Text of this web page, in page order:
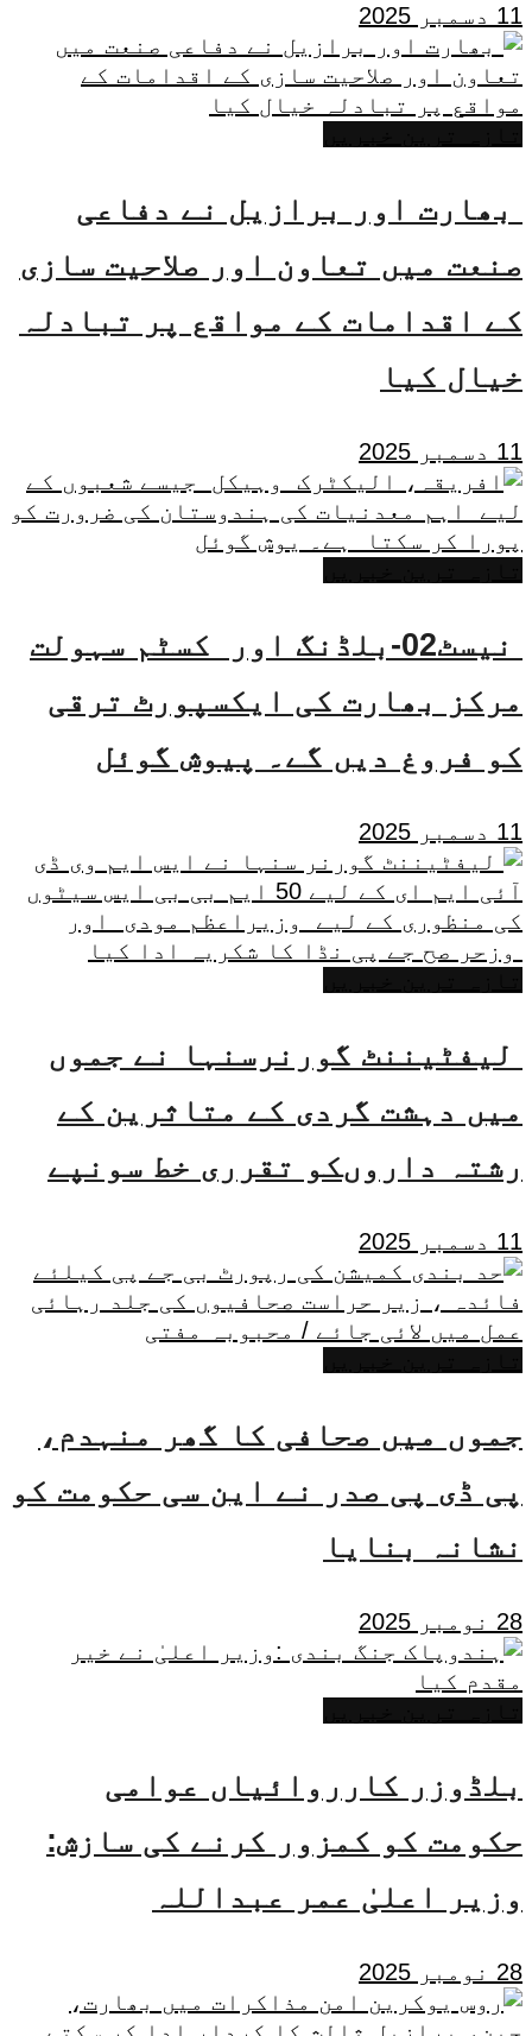
11 دسمبر 2025
بھارت اور برازیل نے دفاعی
صنعت میں تعاون اور صلاحیت سازی
کے اقدامات کے مواقع پر تبادلہ
خیال کیا
11 دسمبر 2025
نیسٹ02-بلڈنگ اور کسٹم سہولت
مرکز بھارت کی ایکسپورٹ ترقی
کو فروغ دیں گے۔ پیوش گوئل
11 دسمبر 2025
لیفٹیننٹ گورنرسنہا نے جموں
میں دہشت گردی کے متاثرین کے
رشتہ داروںکو تقرری خط سونپے
11 دسمبر 2025
جموں میں صحافی کا گھر منہدم،
پی ڈی پی صدر نے این سی حکومت کو
نشانہ بنایا
28 نومبر 2025
بلڈوزر کارروائیاں عوامی
حکومت کو کمزور کرنے کی سازش:
وزیر اعلیٰ عمر عبداللہ
28 نومبر 2025